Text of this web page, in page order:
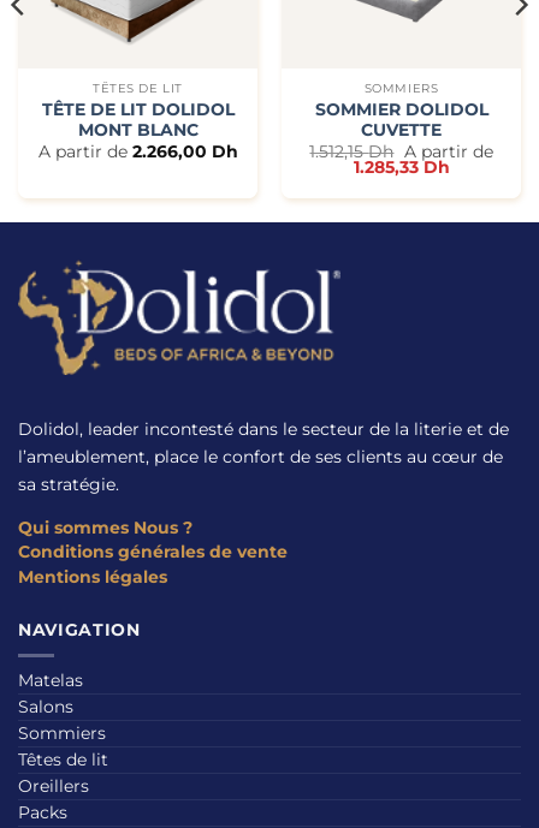
TÊTES DE LIT
TÊTE DE LIT DOLIDOL
MONT BLANC
A partir de 2.266,00 Dh
SOMMIERS
SOMMIER DOLIDOL
CUVETTE
1.512,15Dh A partir de
1.285,33Dh
Dolidol, leader incontesté dans le secteur de la literie et de
l’ameublement, place le confort de ses clients au cœur de
sa stratégie.
Qui sommes Nous ?
Conditions générales de vente
Mentions légales
NAVIGATION
Matelas
Salons
Sommiers
Têtes de lit
Oreillers
Packs